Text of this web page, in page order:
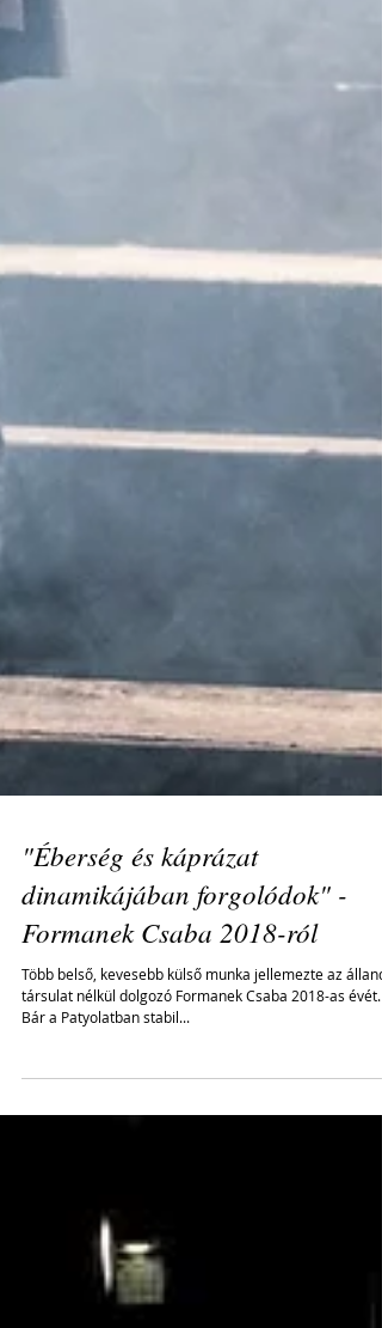
"Éberség és káprázat
dinamikájában forgolódok" -
Formanek Csaba 2018-ról